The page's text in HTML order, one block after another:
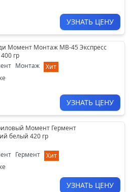
УЗНАТЬ ЦЕНУ
Момент Монтаж МВ-45 Экспресс
гр
Монтаж
Хит
УЗНАТЬ ЦЕНУ
Момент Гермент
белый 420 гр
Гермент
Хит
УЗНАТЬ ЦЕНУ